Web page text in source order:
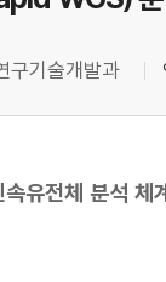
구기술개발과
유전체 분석 체